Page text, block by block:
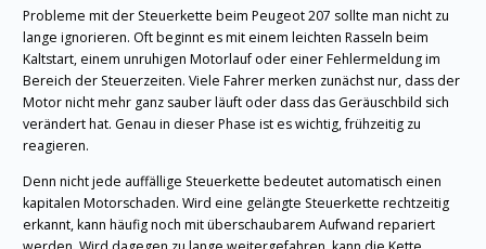
Probleme mit der Steuerkette beim Peugeot 207 sollte man nicht zu
lange ignorieren. Oft beginnt es mit einem leichten Rasseln beim
Kaltstart, einem unruhigen Motorlauf oder einer Fehlermeldung im
Bereich der Steuerzeiten. Viele Fahrer merken zunächst nur, dass der
Motor nicht mehr ganz sauber läuft oder dass das Geräuschbild sich
verändert hat. Genau in dieser Phase ist es wichtig, frühzeitig zu
reagieren.
Denn nicht jede auffällige Steuerkette bedeutet automatisch einen
kapitalen Motorschaden. Wird eine gelängte Steuerkette rechtzeitig
erkannt, kann häufig noch mit überschaubarem Aufwand repariert